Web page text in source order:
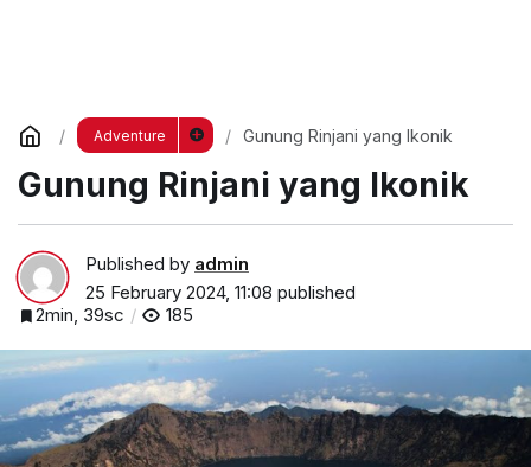
Adventure Gunung Rinjani yang Ikonik
Gunung Rinjani yang Ikonik
Published by admin
25 February 2024, 11:08 published
2min, 39sc
185